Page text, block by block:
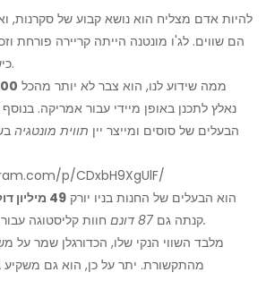
להיות אדם מצליח הוא נושא קבוע של סקרנות,
הם שווים. לג'ו מונטנה הייתה קריירה פורחת
כישוריו המעולים ככדורגלן.
ממה שידוע לנו, הוא צבר לא יותר מהכל 100
נאלץ לתכנן באופן מיידי עבור אמריקה.
הבעלים של סוסים ומייצר יין תווית מונטגיה
p/CDxbH9XgUlF/
הוא הבעלים של החנות בניו יורק 49 מיליון דולר
קנתה גם 87 דונם חוות קליסטוגה עבור
1998.
מלבד השווי הנקי שלו, הכדורגלן שמר על
מהתקשורת. יתר על כן, הוא גם